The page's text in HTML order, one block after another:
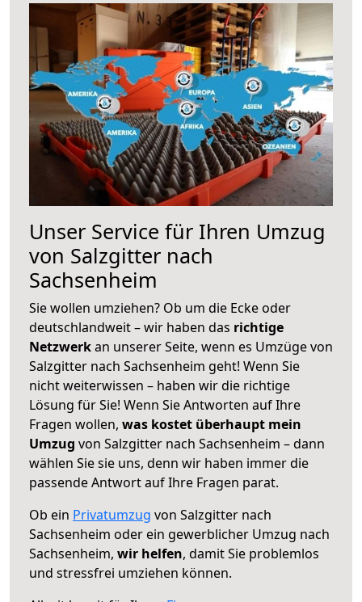
Unser Service für Ihren Umzug
von Salzgitter nach
Sachsenheim
Sie wollen umziehen? Ob um die Ecke oder
deutschlandweit – wir haben das richtige
Netzwerkan unserer Seite, wenn es Umzüge von
Salzgitter nach Sachsenheim geht! Wenn Sie
nicht weiterwissen – haben wir die richtige
Lösung für Sie! Wenn Sie Antworten auf Ihre
Fragen wollen, was kostet überhaupt mein
Umzug von Salzgitter nach Sachsenheim – dann
wählen Sie sie uns, denn wir haben immer die
passende Antwort auf Ihre Fragen parat.
Ob ein Privatumzug von Salzgitter nach
Sachsenheim oder ein gewerblicher Umzug nach
Sachsenheim, wir helfen, damit Sie problemlos
und stressfrei umziehen können.